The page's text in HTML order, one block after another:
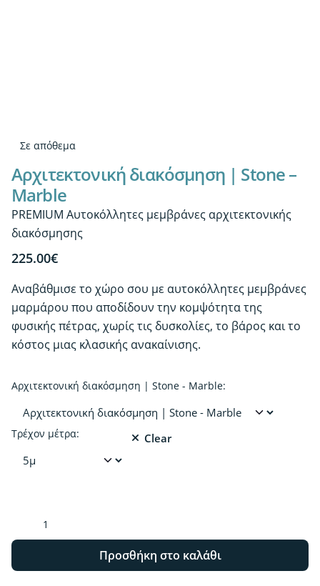
Σε απόθεμα
Αρχιτεκτονική διακόσμηση | Stone –
Marble
PREMIUM Αυτοκόλλητες μεμβράνες αρχιτεκτονικής
διακόσμησης
225.00€
Αναβάθμισε το χώρο σου με αυτοκόλλητες μεμβράνες
μαρμάρου που αποδίδουν την κομψότητα της
φυσικής πέτρας, χωρίς τις δυσκολίες, το βάρος και το
κόστος μιας κλασικής ανακαίνισης.
Αρχιτεκτονική διακόσμηση | Stone - Marble:
Τρέχον μέτρα: Clear
διακόσμηση
|
Stone
Προσθήκη στο καλάθι